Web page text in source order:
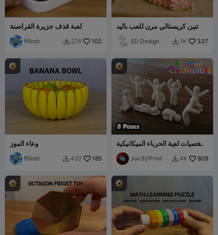
لعبة قذف جزيرة القراصنة
fifindr  276 102
تنين كريستالي مرن للعب باليد
SD Design  1K 337
وعاء الموز
fifindr  432 185
شخصيات لعبة الحرباء الميكانيكية
Jov3DPrint  4K 809